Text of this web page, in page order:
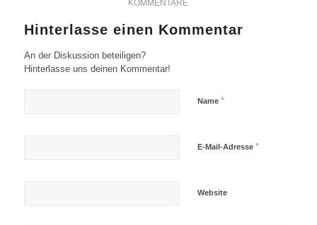
KOMMENTARE
Hinterlasse einen Kommentar
An der Diskussion beteiligen?
Hinterlasse uns deinen Kommentar!
Name *
E-Mail-Adresse *
Website